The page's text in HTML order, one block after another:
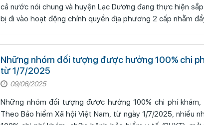
cả nước nói chung và huyện Lạc Dương đang thực hiện
bị đi vào hoạt động chính quyền địa phương 2 cấp nhằm
Những nhóm đối tượng được hưởng 100% chi
từ 1/7/2025
09/06/2025
Những nhóm đối tượng được hưởng 100% chi phí
Theo Bảo hiểm Xã hội Việt Nam, từ ngày 1/7/2025, nhiều